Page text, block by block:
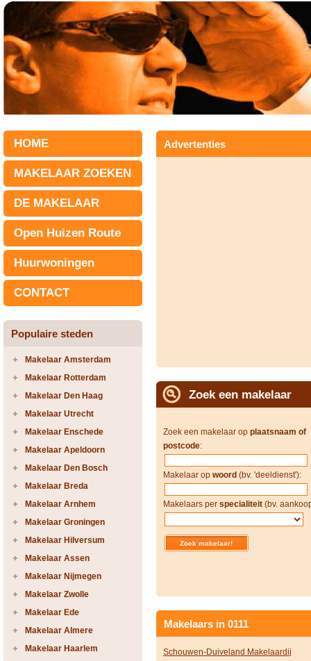
HOME
MAKELAAR ZOEKEN
DE MAKELAAR
Open Huizen Route
Huurwoningen
CONTACT
Populaire steden
Makelaar Amsterdam
Makelaar Rotterdam
Makelaar Den Haag
Makelaar Utrecht
Makelaar Enschede
Makelaar Apeldoorn
Makelaar Den Bosch
Makelaar Breda
Makelaar Arnhem
Makelaar Groningen
Makelaar Hilversum
Makelaar Assen
Makelaar Nijmegen
Makelaar Zwolle
Makelaar Ede
Makelaar Almere
Makelaar Haarlem
Advertenties
Zoek een makelaar
Zoek een makelaar op plaatsnaam of
postcode:
Makelaar op woord (bv. 'deeldienst'):
Makelaars per specialiteit (bv.
Makelaars in 0111
Schouwen-Duiveland Makelaardij